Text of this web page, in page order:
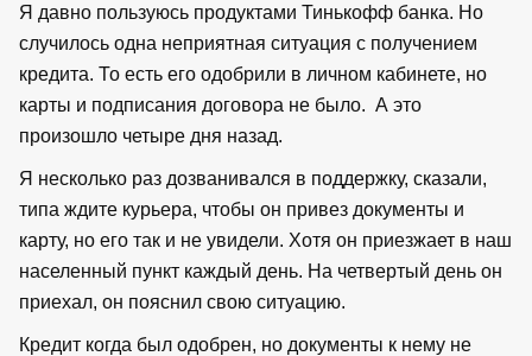
Я давно пользуюсь продуктами Тинькофф банка. Но
случилось одна неприятная ситуация с получением
кредита. То есть его одобрили в личном кабинете, но
карты и подписания договора не было. А это
произошло четыре дня назад.
Я несколько раз дозванивался в поддержку, сказали,
типа ждите курьера, чтобы он привез документы и
карту, но его так и не увидели. Хотя он приезжает в наш
населенный пункт каждый день. На четвертый день он
приехал, он пояснил свою ситуацию.
Кредит когда был одобрен, но документы к нему не